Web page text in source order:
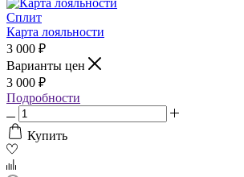
Сплит
Карта лояльности
3 000 ₽
Варианты цен
3 000 ₽
Подробности
Купить